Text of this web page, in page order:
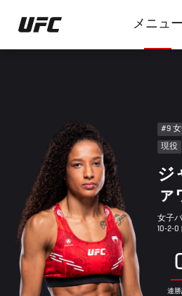
イ
ン
メニュー
#9
現役
ジ
ァ
女子
10-2-0
連